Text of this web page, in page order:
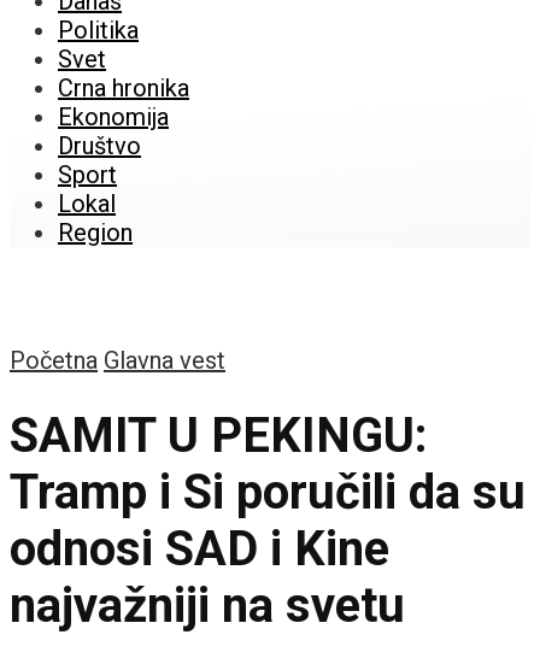
Politika
Svet
Crna hronika
Ekonomija
Društvo
Sport
Lokal
Region
Početna Glavna vest
SAMIT U PEKINGU:
Tramp i Si poručili da su
odnosi SAD i Kine
najvažniji na svetu